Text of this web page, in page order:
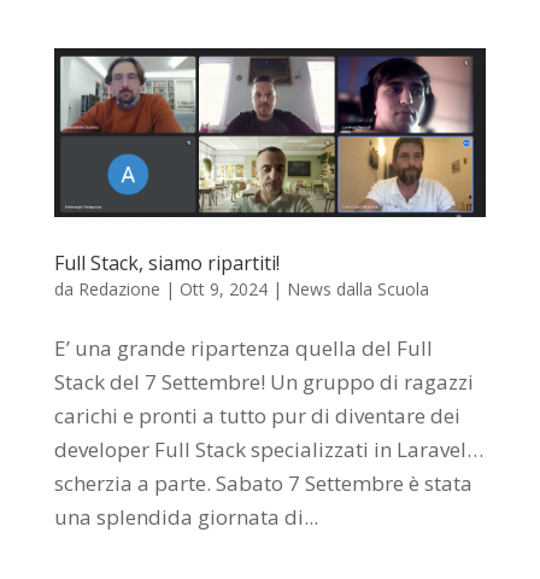
Full Stack, siamo ripartiti!
da Redazione | Ott 9, 2024| News dalla Scuola
E’ una grande ripartenza quella del Full
Stack del 7 Settembre! Un gruppo di ragazzi
carichi e pronti a tutto pur di diventare dei
developer Full Stack specializzati in Laravel…
scherzia a parte. Sabato 7 Settembre è stata
una splendida giornata di...